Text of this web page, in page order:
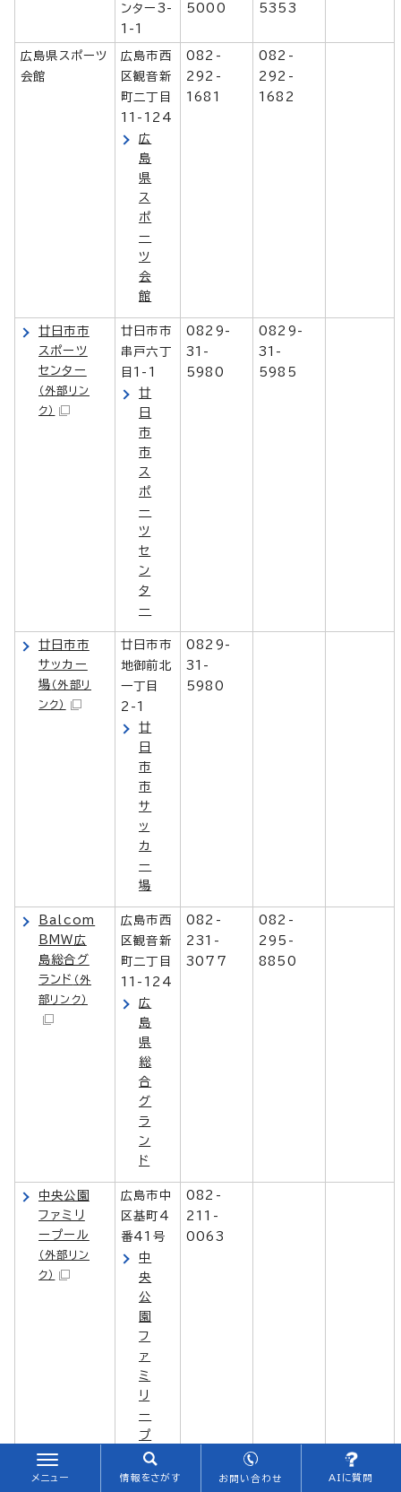
ンター3-
1-1
5000
5353
広島県スポーツ
会館
広島市西
区観音新
町二丁目
11-124
広
島
県
ス
ポ
ー
ツ
会
館
082-
292-
1681
082-
292-
1682
廿日市市
スポーツ
センター
（外部リン
ク）
廿日市市
串戸六丁
目1-1
廿
日
市
市
ス
ポ
ー
ツ
セ
ン
タ
ー
0829-
31-
5980
0829-
31-
5985
廿日市市
サッカー
場 （外部リ
ンク）
廿日市市
地御前北
一丁目
2-1
廿
日
市
市
サ
ッ
カ
ー
場
0829-
31-
5980
Balcom
BMW広
島総合グ
ランド （外
部リンク）
広島市西
区観音新
町二丁目
11-124
広
島
県
総
合
グ
ラ
ン
ド
082-
231-
3077
082-
295-
8850
中央公園
ファミリ
ープール
（外部リン
ク）
広島市中
区基町4
番41号
中
央
公
園
フ
ァ
ミ
リ
ー
プ
ー
ル
082-
211-
0063
メニュー 情報をさがす お問い合わせ AIに質問